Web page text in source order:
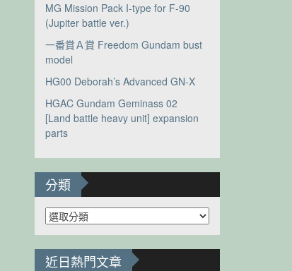
MG Mission Pack I-type for F-90
(Jupiter battle ver.)
一番賞Ａ賞 Freedom Gundam bust
model
HG00 Deborah’s Advanced GN-X
HGAC Gundam Geminass 02
[Land battle heavy unit] expansion
parts
分類
分
類
近日熱門文章